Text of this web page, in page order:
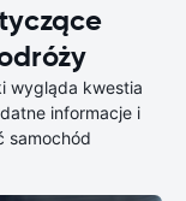
wygląda kwestia
informacje i
samochód